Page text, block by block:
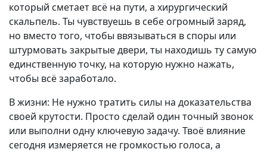
который сметает всё на пути, а хирургический
скальпель. Ты чувствуешь в себе огромный заряд,
но вместо того, чтобы ввязываться в споры или
штурмовать закрытые двери, ты находишь ту самую
единственную точку, на которую нужно нажать,
чтобы всё заработало.
В жизни: Не нужно тратить силы на доказательства
своей крутости. Просто сделай один точный звонок
или выполни одну ключевую задачу. Твоё влияние
сегодня измеряется не громкостью голоса, а